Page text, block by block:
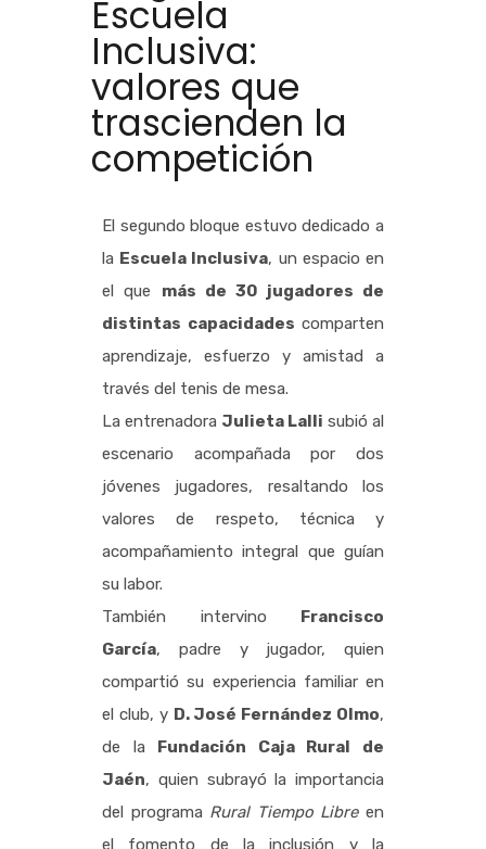
Escuela
Inclusiva:
valores que
trascienden la
competición
El segundo bloque estuvo dedicado a
la Escuela Inclusiva, un espacio en
el que más de 30 jugadores de
distintas capacidades comparten
aprendizaje, esfuerzo y amistad a
través del tenis de mesa.
La entrenadora Julieta Lalli subió al
escenario acompañada por dos
jóvenes jugadores, resaltando los
valores de respeto, técnica y
acompañamiento integral que guían
su labor.
También intervino Francisco
García, padre y jugador, quien
compartió su experiencia familiar en
el club, y D. José Fernández Olmo,
de la Fundación Caja Rural de
Jaén, quien subrayó la importancia
del programa Rural Tiempo Libreen
el fomento de la inclusión y la